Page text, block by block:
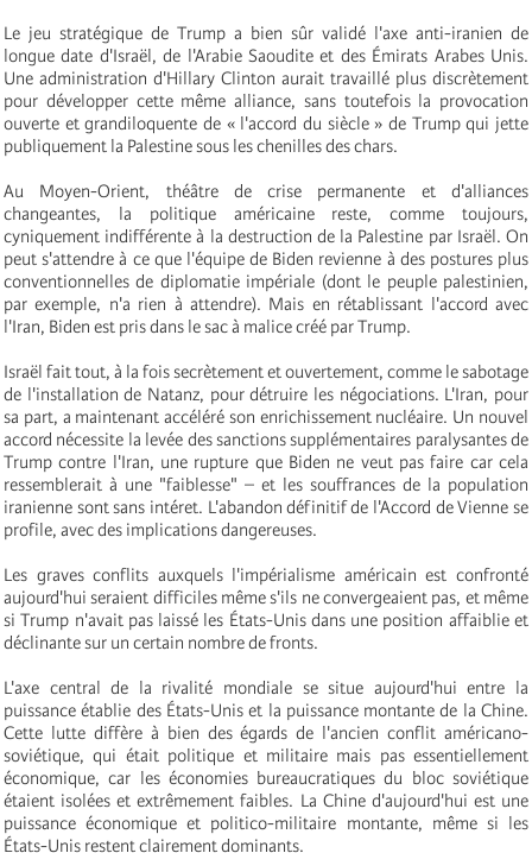
Le jeu stratégique de Trump a bien sûr validé l'axe anti-iranien de
longue date d'Israël, de l'Arabie Saoudite et des Émirats Arabes Unis.
Une administration d'Hillary Clinton aurait travaillé plus discrètement
pour développer cette même alliance, sans toutefois la provocation
ouverte et grandiloquente de « l'accord du siècle » de Trump qui jette
publiquement la Palestine sous les chenilles des chars.
Au Moyen-Orient, théâtre de crise permanente et d'alliances
changeantes, la politique américaine reste, comme toujours,
cyniquement indifférente à la destruction de la Palestine par Israël. On
peut s'attendre à ce que l'équipe de Biden revienne à des postures plus
conventionnelles de diplomatie impériale (dont le peuple palestinien,
par exemple, n'a rien à attendre). Mais en rétablissant l'accord avec
l'Iran, Biden est pris dans le sac à malice créé par Trump.
Israël fait tout, à la fois secrètement et ouvertement, comme le sabotage
de l'installation de Natanz, pour détruire les négociations. L'Iran, pour
sa part, a maintenant accéléré son enrichissement nucléaire. Un nouvel
accord nécessite la levée des sanctions supplémentaires paralysantes de
Trump contre l'Iran, une rupture que Biden ne veut pas faire car cela
ressemblerait à une "faiblesse" – et les souffrances de la population
iranienne sont sans intéret. L'abandon définitif de l'Accord de Vienne se
profile, avec des implications dangereuses.
Les graves conflits auxquels l'impérialisme américain est confronté
aujourd'hui seraient difficiles même s'ils ne convergeaient pas, et même
si Trump n'avait pas laissé les États-Unis dans une position affaiblie et
déclinante sur un certain nombre de fronts.
L'axe central de la rivalité mondiale se situe aujourd'hui entre la
puissance établie des États-Unis et la puissance montante de la Chine.
Cette lutte diffère à bien des égards de l'ancien conflit américano-
soviétique, qui était politique et militaire mais pas essentiellement
économique, car les économies bureaucratiques du bloc soviétique
étaient isolées et extrêmement faibles. La Chine d'aujourd'hui est une
puissance économique et politico-militaire montante, même si les
États-Unis restent clairement dominants.